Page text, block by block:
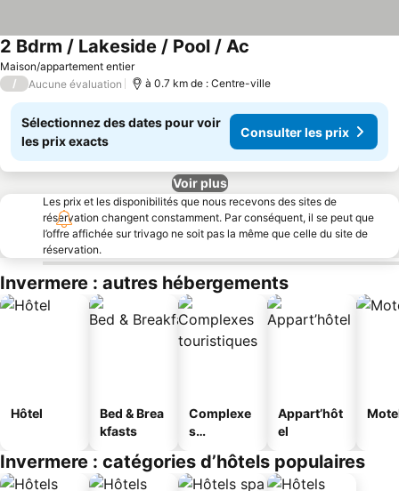
Maison/appartement entier
2 Bdrm / Lakeside / Pool / Ac
/ Aucune évaluation à 0.7 km de : Centre-ville
Sélectionnez des dates pour voir
les prix exacts
Consulter les prix
Voir plus
Les prix et les disponibilités que nous recevons des sites de
réservation changent constamment. Par conséquent, il se peut que
l’offre affichée sur trivago ne soit pas la même que celle du site de
réservation.
Invermere : autres hébergements
Hôtel
Bed & Brea
kfasts
Complexe
s
s
Appart’hôt
el
Invermere : catégories d’hôtels populaires